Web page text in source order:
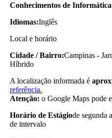
Conhecimentos de
Idiomas:Inglês
Local e horário
Cidade / Bairro:Campinas -
Híbrido
A localização informada é
referência.
Atenção: o Google Maps pode
Horário de Estágiode segunda
de intervalo